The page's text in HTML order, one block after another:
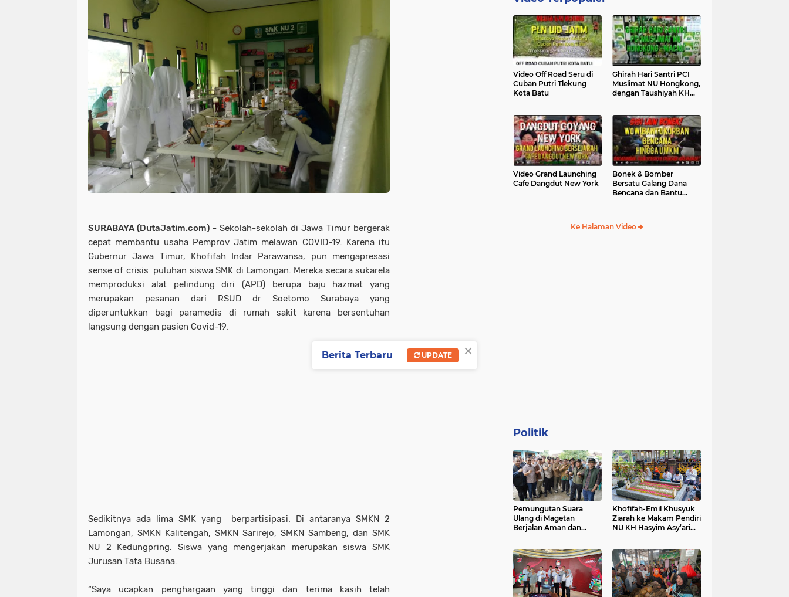
SURABAYA (DutaJatim.com) -Sekolah-sekolah di Jawa Timur bergerak
cepat membantu usaha Pemprov Jatim melawan COVID-19. Karena itu
Gubernur Jawa Timur, Khofifah Indar Parawansa, pun mengapresasi
sense of crisis puluhan siswa SMK di Lamongan. Mereka secara sukarela
memproduksi alat pelindung diri (APD) berupa baju hazmat yang
merupakan pesanan dari RSUD dr Soetomo Surabaya yang
diperuntukkan bagi paramedis di rumah sakit karena bersentuhan
langsung dengan pasien Covid-19.
Sedikitnya ada lima SMK yang berpartisipasi. Di antaranya SMKN 2
Lamongan, SMKN Kalitengah, SMKN Sarirejo, SMKN Sambeng, dan SMK
NU 2 Kedungpring. Siswa yang mengerjakan merupakan siswa SMK
Jurusan Tata Busana.
“Saya ucapkan penghargaan yang tinggi dan terima kasih telah
Video Off Road Seru di
Cuban Putri Tlekung
Kota Batu
Ghirah Hari Santri PCI
Muslimat NU Hongkong,
dengan Taushiyah KH
Video Grand Launching
Cafe Dangdut New York
Bonek & Bomber
Bersatu Galang Dana
Bencana dan Bantu
Ke Halaman Video
Politik
Pemungutan Suara
Ulang di Magetan
Berjalan Aman dan
Khofifah-Emil Khusyuk
Ziarah ke Makam Pendiri
NU KH Hasyim Asy’ari
×
Berita Terbaru UPDATE